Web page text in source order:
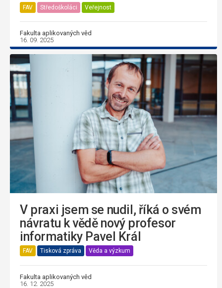
FAV Středoškoláci Veřejnost
Fakulta aplikovaných věd
16. 09. 2025
V praxi jsem se nudil, říká o svém
návratu k vědě nový profesor
informatiky Pavel Král
FAV Tisková zpráva Věda a výzkum
Fakulta aplikovaných věd
16. 12. 2025